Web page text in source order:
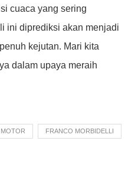
cuaca yang sering
ini diprediksi akan menjadi
kejutan. Mari kita
dalam upaya meraih
MOTOR FRANCO MORBIDELLI